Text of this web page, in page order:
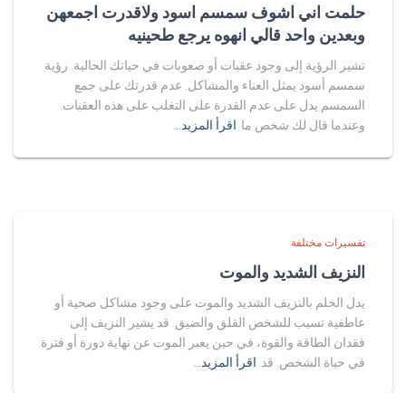
حلمت اني اشوف سمسم اسود ولاقدرت اجمعهن
وبعدين واحد قالي انهوه يرجع طحينيه
تشير الرؤية إلى وجود عقبات أو صعوبات في حياتك الحالية. رؤية
سمسم أسود يمثل العناء والمشاكل. عدم قدرتك على جمع
السمسم يدل على عدم القدرة على التغلب على هذه العقبات.
وعندما قال لك شخص ما اقرأ المزيد…
تفسيرات مختلفة
النزيف الشديد والموت
يدل الحلم بالنزيف الشديد والموت على وجود مشاكل صحية أو
عاطفية تسبب للشخص القلق والضيق. قد يشير النزيف إلى
فقدان الطاقة والقوة، في حين يعبر الموت عن نهاية دورة أو فترة
في حياة الشخص. قد اقرأ المزيد…